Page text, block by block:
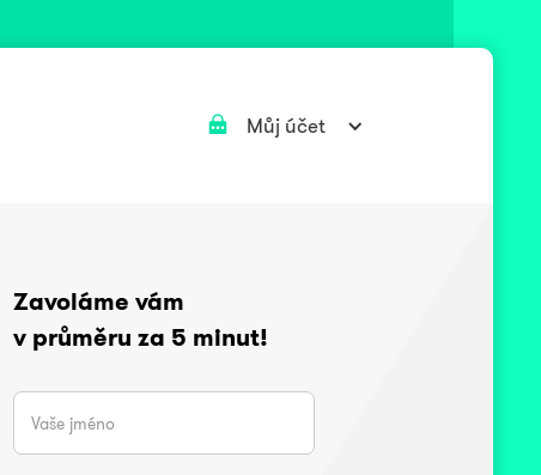
Můj účet
Zavoláme vám
v průměru za 5 minut!